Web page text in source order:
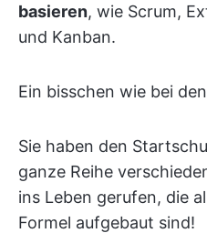
basieren, wie Scrum,
und Kanban.
Ein bisschen wie bei
Sie haben den
ganze Reihe
ins Leben gerufen, die
Formel aufgebaut sind!